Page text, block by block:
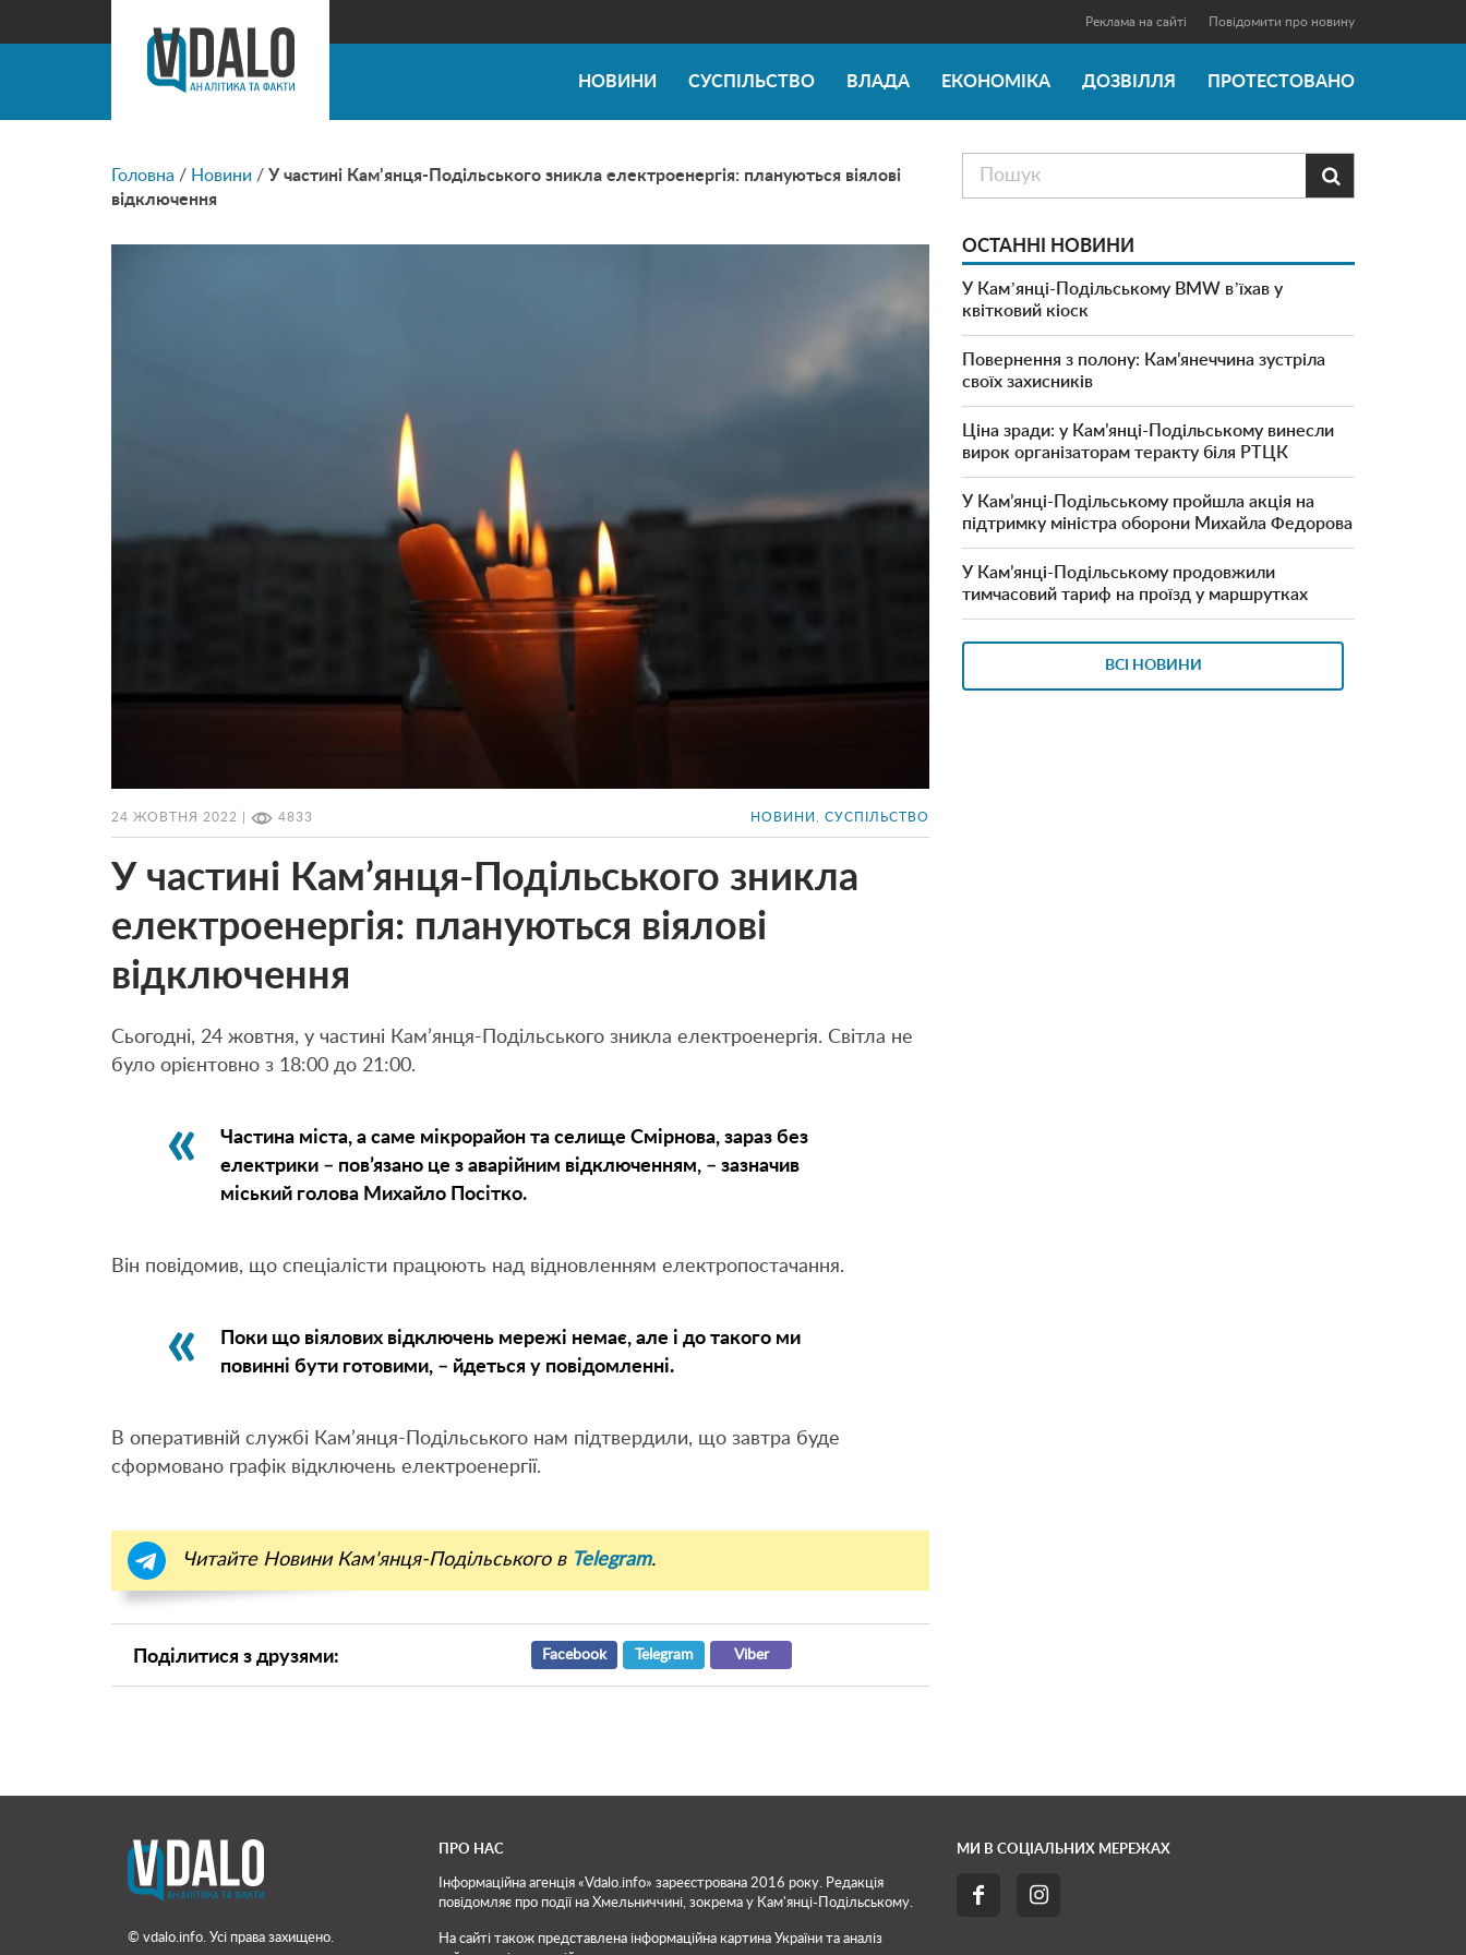
Реклама на сайті Повідомити про новину
НОВИНИ СУСПІЛЬСТВО ВЛАДА ЕКОНОМІКА ДОЗВІЛЛЯ ПРОТЕСТОВАНО
Головна / Новини / У частині Кам’янця-Подільського зникла електроенергія: плануються віялові
відключення
24 ЖОВТНЯ 2022 | 4833 НОВИНИ , СУСПІЛЬСТВО
У частині Кам’янця-Подільського зникла
електроенергія: плануються віялові
відключення
Сьогодні, 24 жовтня, у частині Кам’янця-Подільського зникла електроенергія. Світла не
було орієнтовно з 18:00 до 21:00.
Частина міста, а саме мікрорайон та селище Смірнова, зараз без
електрики – пов’язано це з аварійним відключенням, – зазначив
міський голова Михайло Посітко.
Він повідомив, що спеціалісти працюють над відновленням електропостачання.
Поки що віялових відключень мережі немає, але і до такого ми
повинні бути готовими, – йдеться у повідомленні.
В оперативній службі Кам’янця-Подільського нам підтвердили, що завтра буде
сформовано графік відключень електроенергії.
Читайте Новини Кам'янця-Подільського в Telegram.
Поділитися з друзями: Facebook Telegram Viber

ОСТАННІ НОВИНИ
У Камʼянці-Подільському BMW вʼїхав у
квітковий кіоск
Повернення з полону: Кам’янеччина зустріла
своїх захисників
Ціна зради: у Кам’янці-Подільському винесли
вирок організаторам теракту біля РТЦК
У Кам’янці-Подільському пройшла акція на
підтримку міністра оборони Михайла Федорова
У Кам’янці-Подільському продовжили
тимчасовий тариф на проїзд у маршрутках
ВСІ НОВИНИ
© vdalo.info. Усі права захищено.
ПРО НАС
Інформаційна агенція «Vdalo.info» зареєстрована 2016 року. Редакція
повідомляє про події на Хмельниччині, зокрема у Кам'янці-Подільському.
На сайті також представлена інформаційна картина України та аналіз
МИ В СОЦІАЛЬНИХ МЕРЕЖАХ
 